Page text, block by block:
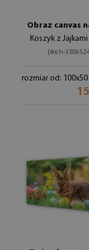
Obraz canvas
Koszyk z
(#och-
rozmiar od: 100x50